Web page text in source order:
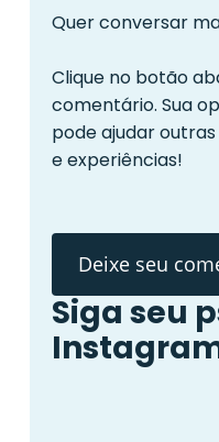
Quer conversar
Clique no botão
comentário. Sua
pode ajudar
e experiências!
Deixe seu
Siga seu